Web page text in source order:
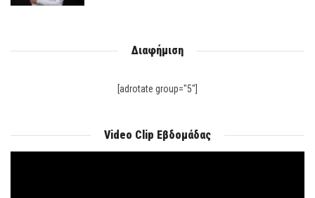
Διαφήμιση
[adrotate group="5"]
Video Clip Εβδομάδας